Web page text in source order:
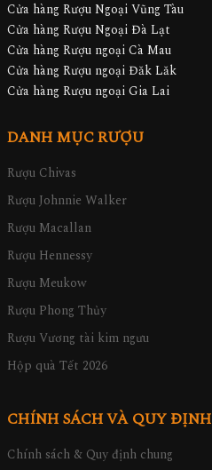
Cửa hàng Rượu Ngoại Vũng Tàu
Cửa hàng Rượu Ngoại Đà Lạt
Cửa hàng Rượu ngoại Cà Mau
Cửa hàng Rượu ngoại Đăk Lăk
Cửa hàng Rượu ngoại Gia Lai
DANH MỤC RƯỢU
Rượu Chivas
Rượu Johnnie Walker
Rượu Macallan
Rượu Hennessy
Rượu Meukow
Rượu Phong Thủy
Rượu Vương tài kim ngưu
Hộp quà Tết 2026
CHÍNH SÁCH VÀ QUY ĐỊNH
Chính sách & Quy định chung